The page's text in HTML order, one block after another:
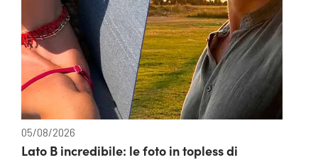
05/08/2026
Lato B incredibile: le foto in topless di